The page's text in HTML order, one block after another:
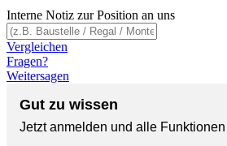
Interne Notiz zur Position an uns
Vergleichen
Fragen?
Weitersagen
Gut zu wissen
Jetzt anmelden und alle